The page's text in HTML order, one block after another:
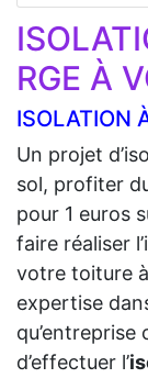
RGE À
ISOLATION
Un projet
sol, profiter
pour 1 euros
faire réaliser
votre toiture à
expertise
d’effectuer l’